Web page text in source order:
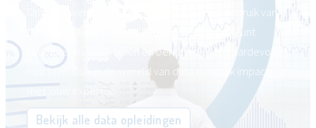
Ontdek diverse opleidingen gericht op het gebruik van
data in het bedrijfsleven. Leer hoe je big data kunt
structureren, analyseren en benutten voor waardevolle
inzichten. Duik in de wereld van data en maak impact
met jouw expertise
Bekijk alle data opleidingen